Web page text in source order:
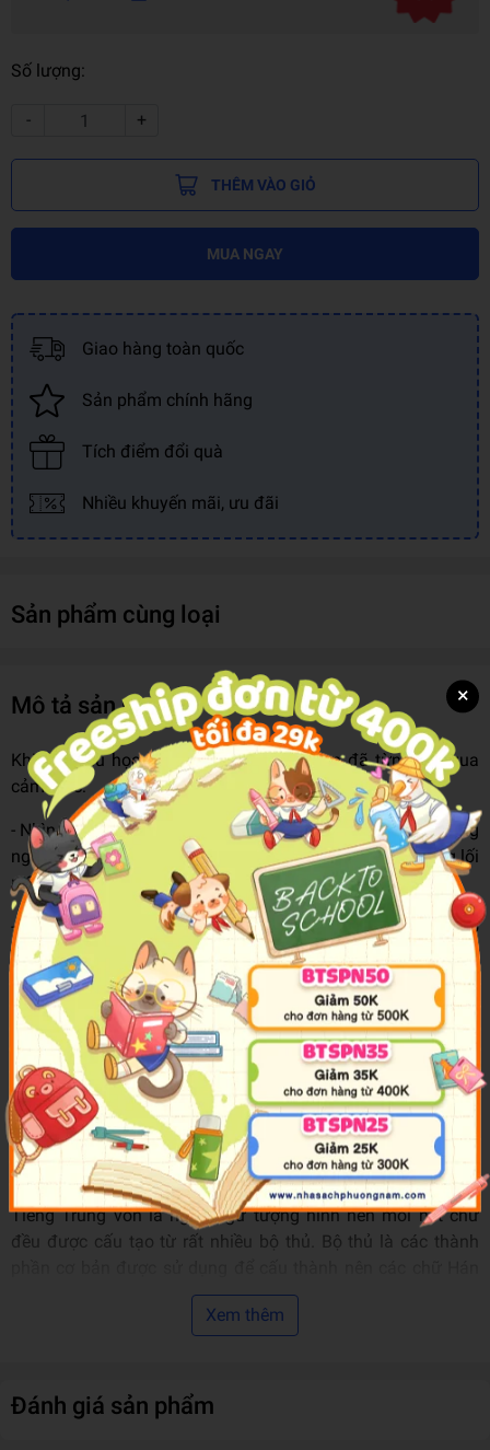
Số lượng:
- +
THÊM VÀO GIỎ
MUA NGAY
Giao hàng toàn quốc
Sản phẩm chính hãng
Tích điểm đổi quà
Nhiều khuyến mãi, ưu đãi
Sản phẩm cùng loại
Mô tả sản phẩm
Khi bắt đầu học tiếng Trung, có phải bạn đã từng trải qua
cảm giác:
- Nhìn vào trang sách tiếng Trung với đầy những ký tự loằng
ngoằng khiến bạn choáng ngợp, như một mê cung không lối
ra?
- Bạn đưa bút viết theo thì nét chữ khi thì xiêu vẹo, lúc thì chỗ
đậm chỗ nhạt, trông chẳng giống tiếng Trung chút nào?
- Phân vân không biết bắt đầu từ đâu, làm sao để nhớ nổi
những chữ tưởng như "sinh đôi" như 未 (vị – chưa) và 末
(mạt – cuối)?
Đừng lo... bạn không đơn độc! Tất cả những khó khăn này
đều hoàn toàn bình thường với người mới học tiếng Trung.
Vấn đề không phải do bạn không đủ giỏi - mà là bạn chưa
tìm được giải pháp đúng!
Tiếng Trung vốn là ngôn ngữ tượng hình nên mỗi nét chữ
đều được cấu tạo từ rất nhiều bộ thủ. Bộ thủ là các thành
trong tiếng Trung. Chữ Hán thường bao gồm một hoặc nhiều
bộ thủ, và bộ thủ thường có ý nghĩa liên quan đến ý nghĩa
cánh cửa Hán ngữ, giúp việc ghi nhớ và phân biệt chữ viết
trở nên dễ dàng hơn bao giờ hết.
Xem thêm
Đánh giá sản phẩm
×